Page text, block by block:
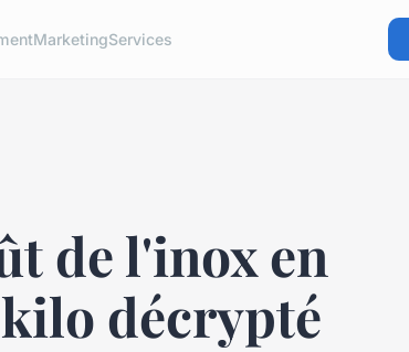
MarketingServices
de l'inox en
décrypté